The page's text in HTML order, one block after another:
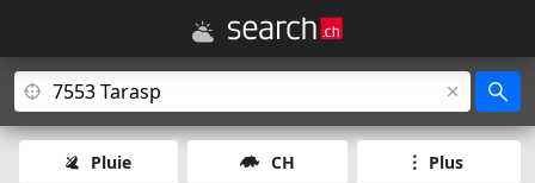
Pluie CH Plus